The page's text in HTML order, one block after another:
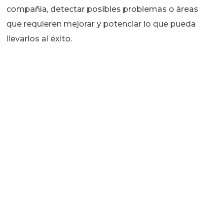
compañía, detectar posibles problemas o áreas
que requieren mejorar y potenciar lo que pueda
llevarlos al éxito.